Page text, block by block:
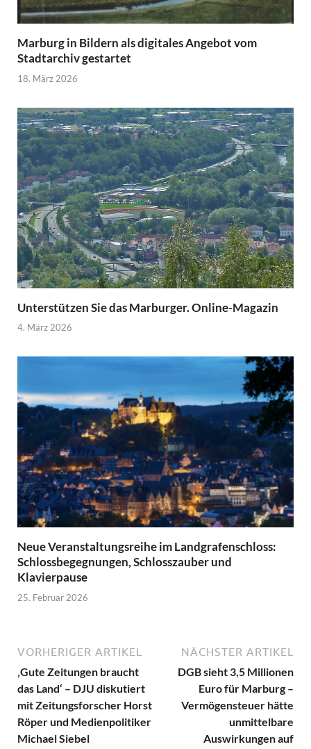
Marburg in Bildern als digitales Angebot vom
Stadtarchiv gestartet
18. März 2026
Unterstützen Sie das Marburger. Online-Magazin
4. März 2026
Neue Veranstaltungsreihe im Landgrafenschloss:
Schlossbegegnungen, Schlosszauber und
Klavierpause
25. Februar 2026
VORHERIGER ARTIKEL
‚Gute Zeitungen braucht
das Land‘ – DJU diskutiert
mit Zeitungsforscher Horst
Röper und Medienpolitiker
Michael Siebel
NÄCHSTER ARTIKEL
DGB sieht 3,5 Millionen
Euro für Marburg –
Vermögensteuer hätte
unmittelbare
Auswirkungen auf